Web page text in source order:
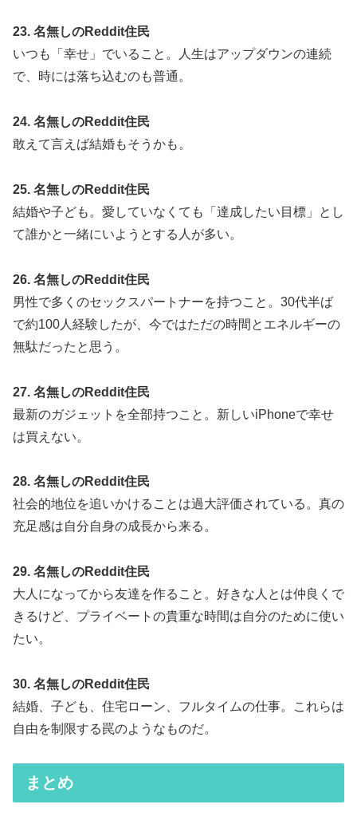
23. 名無しのReddit住民
いつも「幸せ」でいること。人生はアップダウンの連続
で、時には落ち込むのも普通。
24. 名無しのReddit住民
敢えて言えば結婚もそうかも。
25. 名無しのReddit住民
結婚や子ども。愛していなくても「達成したい目標」とし
て誰かと一緒にいようとする人が多い。
26. 名無しのReddit住民
男性で多くのセックスパートナーを持つこと。30代半ば
で約100人経験したが、今ではただの時間とエネルギーの
無駄だったと思う。
27. 名無しのReddit住民
最新のガジェットを全部持つこと。新しいiPhoneで幸せ
は買えない。
28. 名無しのReddit住民
社会的地位を追いかけることは過大評価されている。真の
充足感は自分自身の成長から来る。
29. 名無しのReddit住民
大人になってから友達を作ること。好きな人とは仲良くで
きるけど、プライベートの貴重な時間は自分のために使い
たい。
30. 名無しのReddit住民
結婚、子ども、住宅ローン、フルタイムの仕事。これらは
自由を制限する罠のようなものだ。
まとめ